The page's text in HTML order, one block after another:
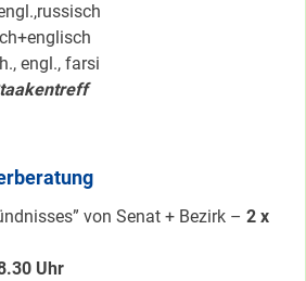
engl., farsi
von Senat + Bezirk – 2 x
Uhr